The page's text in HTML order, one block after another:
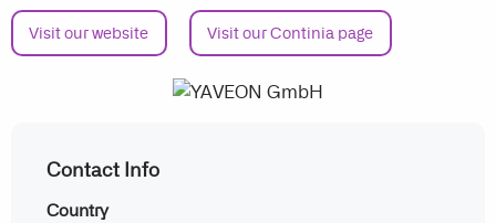
Visit our website Visit our Continia page
Contact Info
Country